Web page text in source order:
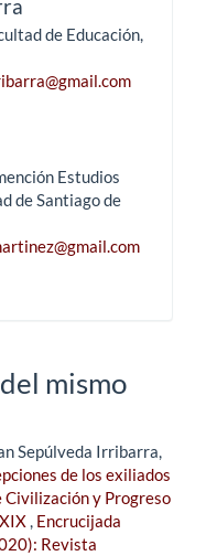
de Educación,
Estudios
de Santiago de
mismo
Sepúlveda Irribarra,
de los exiliados
Civilización y Progreso
, Encrucijada
Revista